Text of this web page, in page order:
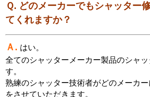
Ｑ. どのメーカーでもシャッター
てくれますか？
Ａ. はい。
全てのシャッターメーカー製品のシャ
す。
熟練のシャッター技術者がどのメーカ
をさせていただきます。